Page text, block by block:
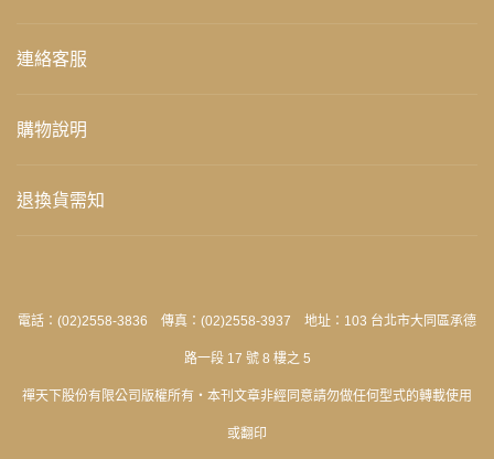
連絡客服
購物說明
退換貨需知
電話：(02)2558-3836 傳真：(02)2558-3937 地址：103 台北市大同區承德
路一段 17 號 8 樓之 5
禪天下股份有限公司版權所有‧本刊文章非經同意請勿做任何型式的轉載使用
或翻印